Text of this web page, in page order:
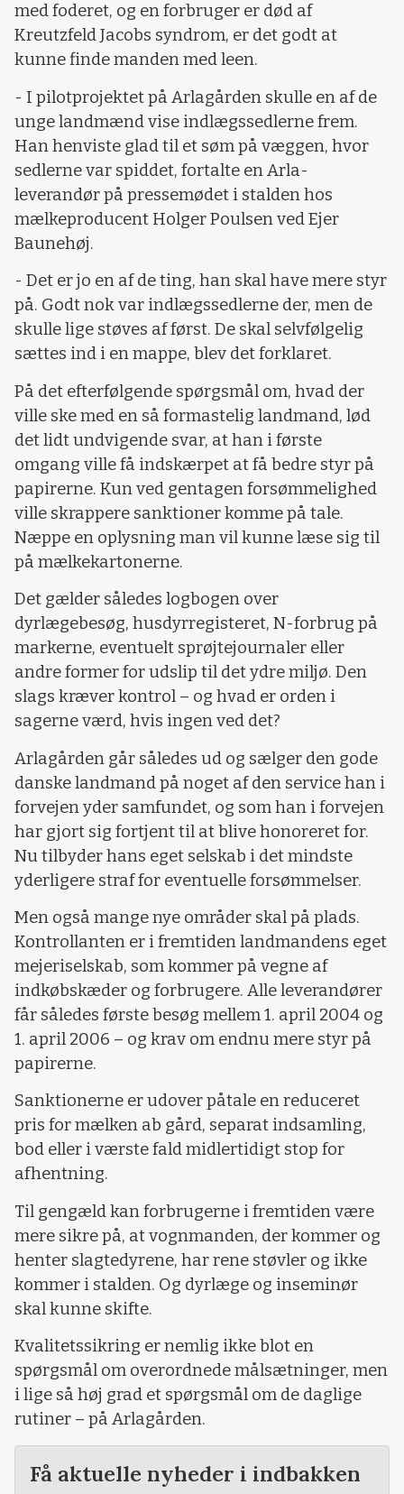
med foderet, og en forbruger er død af
Kreutzfeld Jacobs syndrom, er det godt at
kunne finde manden med leen.
- I pilotprojektet på Arlagården skulle en af de
unge landmænd vise indlægssedlerne frem.
Han henviste glad til et søm på væggen, hvor
sedlerne var spiddet, fortalte en Arla-
leverandør på pressemødet i stalden hos
mælkeproducent Holger Poulsen ved Ejer
Baunehøj.
- Det er jo en af de ting, han skal have mere styr
på. Godt nok var indlægssedlerne der, men de
skulle lige støves af først. De skal selvfølgelig
sættes ind i en mappe, blev det forklaret.
På det efterfølgende spørgsmål om, hvad der
ville ske med en så formastelig landmand, lød
det lidt undvigende svar, at han i første
omgang ville få indskærpet at få bedre styr på
papirerne. Kun ved gentagen forsømmelighed
ville skrappere sanktioner komme på tale.
Næppe en oplysning man vil kunne læse sig til
på mælkekartonerne.
Det gælder således logbogen over
dyrlægebesøg, husdyrregisteret, N-forbrug på
markerne, eventuelt sprøjtejournaler eller
andre former for udslip til det ydre miljø. Den
slags kræver kontrol – og hvad er orden i
sagerne værd, hvis ingen ved det?
Arlagården går således ud og sælger den gode
danske landmand på noget af den service han i
forvejen yder samfundet, og som han i forvejen
har gjort sig fortjent til at blive honoreret for.
Nu tilbyder hans eget selskab i det mindste
yderligere straf for eventuelle forsømmelser.
Men også mange nye områder skal på plads.
Kontrollanten er i fremtiden landmandens eget
mejeriselskab, som kommer på vegne af
indkøbskæder og forbrugere. Alle leverandører
får således første besøg mellem 1. april 2004 og
1. april 2006 – og krav om endnu mere styr på
papirerne.
Sanktionerne er udover påtale en reduceret
pris for mælken ab gård, separat indsamling,
bod eller i værste fald midlertidigt stop for
afhentning.
Til gengæld kan forbrugerne i fremtiden være
mere sikre på, at vognmanden, der kommer og
henter slagtedyrene, har rene støvler og ikke
kommer i stalden. Og dyrlæge og inseminør
skal kunne skifte.
Kvalitetssikring er nemlig ikke blot en
spørgsmål om overordnede målsætninger, men
i lige så høj grad et spørgsmål om de daglige
rutiner – på Arlagården.
Få aktuelle nyheder i indbakken